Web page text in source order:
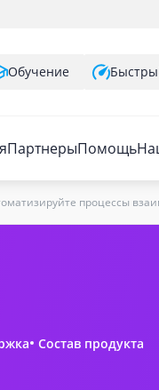
Обучение
ПартнерыПомощь
процессы
Состав продукта